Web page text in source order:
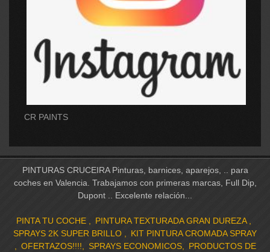
CR PAINTS
PINTURAS CRUCEIRA Pinturas, barnices, aparejos, .. para
coches en Valencia. Trabajamos con primeras marcas, Full Dip,
Dupont .. Excelente relación...
PINTA TU COCHE
PINTURA TEXTURADA GRAN DUREZA
SPRAYS 2K SUPER BRILLO
KIT PINTURA CROMADA SPRAY
OFERTAZOS!!!!
SPRAYS ECONOMICOS
PRODUCTOS DE